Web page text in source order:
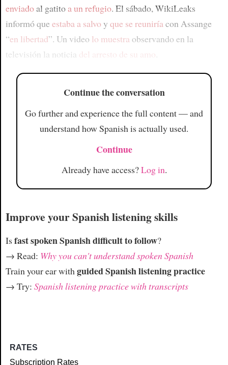
enviadoal gatitoa un refugio. El sábado, WikiLeaks
informó queestaba a salvoy que se reuniríacon Assange
“en libertad”. Un video lo muestra observando en la
televisión la noticia del arresto de su amo
Continue the conversation
Go further and experience the full content — and
understand how Spanish is actually used.
Continue
Already have access?Log in.
Improve your Spanish listening skills
Isfast spoken Spanish difficult to follow?
→ Read: Why you can't understand spoken Spanish
Train your ear with guided Spanish listening practice
→ Try: Spanish listening practice with transcripts
RATES
Subscription Rates